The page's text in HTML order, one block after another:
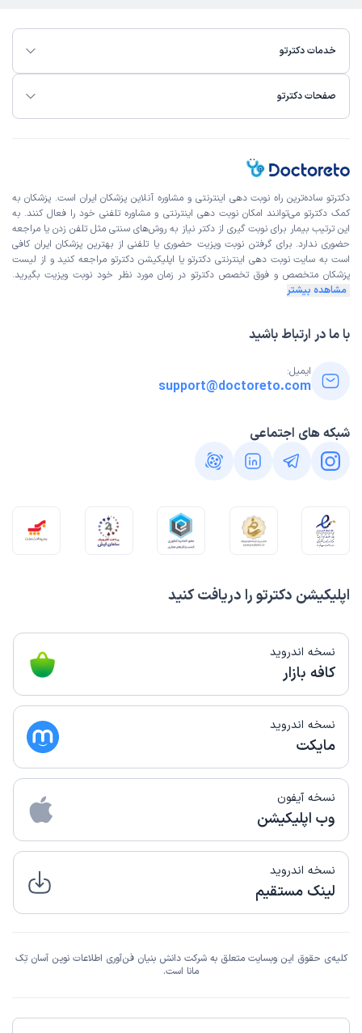
خدمات دکترتو
صفحات دکترتو
اپلیکیشن دکترتو را دریافت کنید
نسخه اندروید
کافه بازار
نسخه اندروید
مایکت
نسخه آیفون
وب اپلیکیشن
نسخه اندروید
لینک مستقیم
دکترتو ساده‌ترین راه نوبت‌ دهی اینترنتی و مشاوره آنلاین پزشکان ایران است. پزشکان به
کمک دکترتو می‌توانند امکان نوبت دهی اینترنتی و مشاوره تلفنی خود را فعال کنند. به
این ترتیب بیمار برای نوبت گیری از دکتر نیاز به روش‌های سنتی مثل تلفن زدن یا مراجعه
حضوری ندارد. برای گرفتن نوبت ویزیت حضوری یا تلفنی از بهترین پزشکان ایران کافی
است به سایت نوبت دهی اینترنتی دکترتو یا اپلیکیشن دکترتو مراجعه کنید و از لیست
پزشکان متخصص و فوق تخصص دکترتو در زمان مورد نظر خود نوبت ویزیت بگیرید.
مشاهده بیشتر
با ما در ارتباط باشید
ایمیل:
support@doctoreto.com
شبکه های اجتماعی
کلیه‌ی حقوق این وبسایت متعلق به شرکت دانش بنیان فن‌آوری اطلاعات نوین آسان تِک
مانا است.